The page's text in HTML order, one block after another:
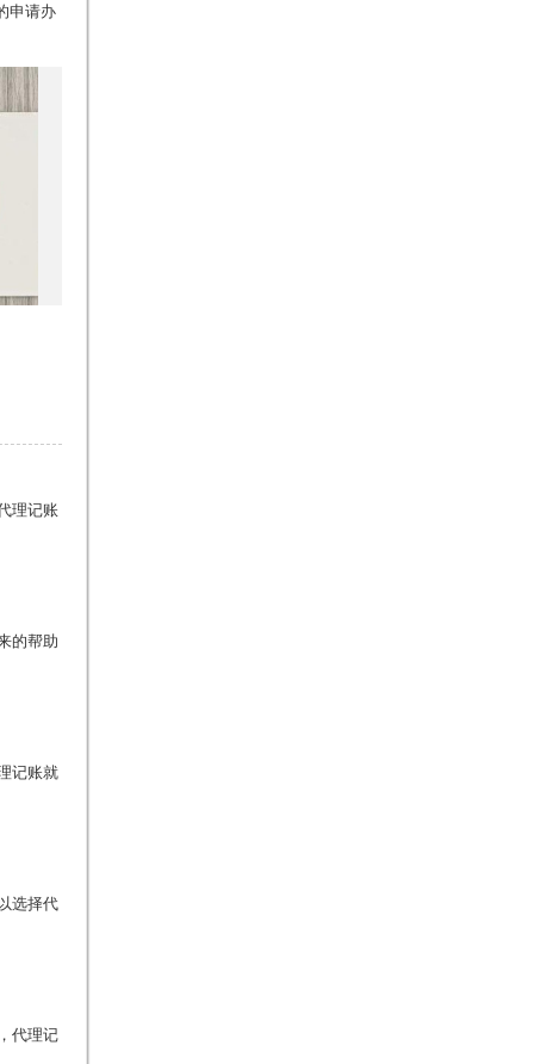
申请办
理记账
的帮助
记账就
选择代
代理记